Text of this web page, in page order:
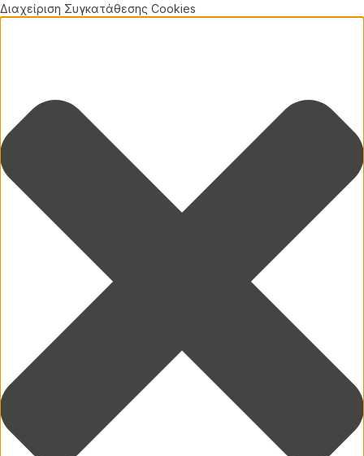
Διαχείριση Συγκατάθεσης Cookies